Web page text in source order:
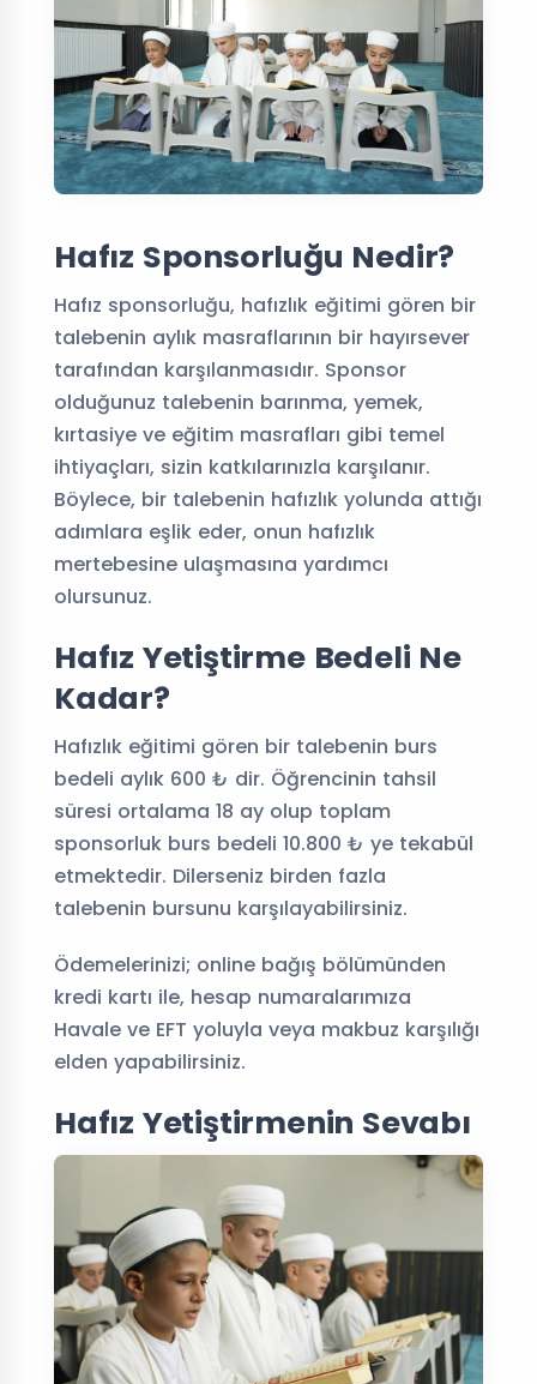
Hafız Sponsorluğu Nedir?
Hafız sponsorluğu, hafızlık eğitimi gören bir
talebenin aylık masraflarının bir hayırsever
tarafından karşılanmasıdır. Sponsor
olduğunuz talebenin barınma, yemek,
kırtasiye ve eğitim masrafları gibi temel
ihtiyaçları, sizin katkılarınızla karşılanır.
Böylece, bir talebenin hafızlık yolunda attığı
adımlara eşlik eder, onun hafızlık
mertebesine ulaşmasına yardımcı
olursunuz.
Hafız Yetiştirme Bedeli Ne
Kadar?
Hafızlık eğitimi gören bir talebenin burs
bedeli aylık 600 ₺ dir. Öğrencinin tahsil
süresi ortalama 18 ay olup toplam
sponsorluk burs bedeli 10.800 ₺ ye tekabül
etmektedir. Dilerseniz birden fazla
talebenin bursunu karşılayabilirsiniz.
Ödemelerinizi; online bağış bölümünden
kredi kartı ile, hesap numaralarımıza
Havale ve EFT yoluyla veya makbuz karşılığı
elden yapabilirsiniz.
Hafız Yetiştirmenin Sevabı